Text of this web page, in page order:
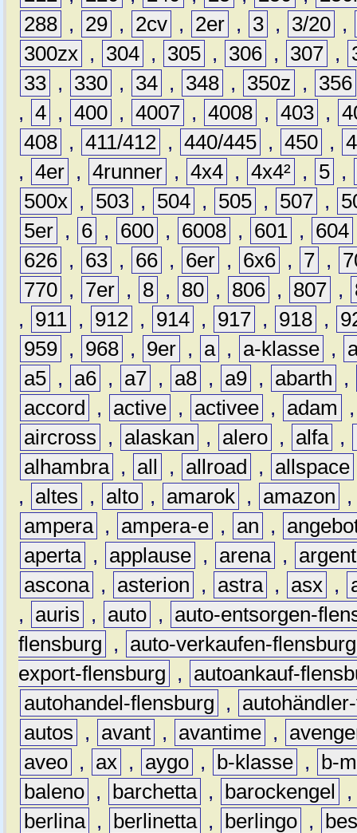
288 , 29 , 2cv , 2er , 3 , 3/20 ,
300zx , 304 , 305 , 306 , 307 ,
33 , 330 , 34 , 348 , 350z ,
356
, 4 , 400 , 4007 , 4008 , 403 ,
408 , 411/412 , 440/445 , 450 ,
, 4er , 4runner , 4x4 , 4x4² , 5 ,
500x , 503 , 504 , 505 , 507 ,
5er , 6 , 600 , 6008 , 601 , 604
626 , 63 , 66 , 6er , 6x6 , 7 ,
770 , 7er , 8 , 80 , 806 , 807 ,
,
911 , 912 , 914 , 917 , 918 ,
959 , 968 , 9er , a , a-klasse ,
a5 , a6 , a7 , a8 , a9 , abarth
,
accord
, active , activee , adam
aircross
, alaskan , alero , alfa ,
alhambra , all , allroad , allspace
,
altes , alto , amarok , amazon
ampera , ampera-e , an ,
aperta , applause , arena ,
ascona , asterion , astra , asx ,
,
auris , auto ,
auto-entsorgen-
flensburg
,
auto-verkaufen-flensburg
export-flensburg
,
autoankauf-
autohandel-flensburg
,
autos
, avant , avantime ,
aveo , ax , aygo , b-klasse ,
b-
baleno , barchetta , barockengel
berlina , berlinetta , berlingo ,